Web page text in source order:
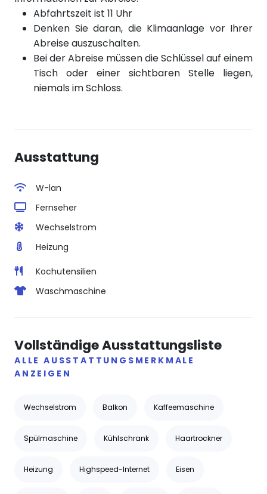
Abfahrtszeit ist 11 Uhr
Denken Sie daran, die Klimaanlage vor Ihrer
Abreise auszuschalten.
Bei der Abreise müssen die Schlüssel auf einem
Tisch oder einer sichtbaren Stelle liegen,
niemals im Schloss.
Ausstattung
W-lan
Fernseher
Wechselstrom
Heizung
Kochutensilien
Waschmaschine
Vollständige Ausstattungsliste
ALLE AUSSTATTUNGSMERKMALE
ANZEIGEN
Wechselstrom Balkon Kaffeemaschine
Spülmaschine Kühlschrank Haartrockner
Heizung Highspeed-Internet Eisen